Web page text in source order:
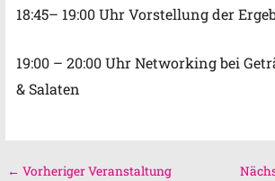
18:45– 19:00 Uhr Vorstellung der
19:00 – 20:00 Uhr Networking bei
& Salaten
← Vorheriger Veranstaltung